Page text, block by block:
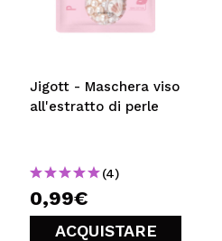
Jigott - Maschera viso
all'estratto di perle
(4)
0,99€
ACQUISTARE